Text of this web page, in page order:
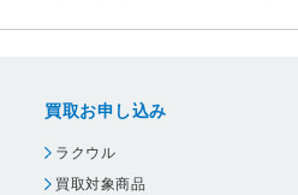
買取お申し込み
ラクウル
買取対象商品